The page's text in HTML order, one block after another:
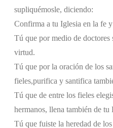
supliquémosle, diciendo:
Confirma a tu Iglesia en la fe
Tú que por medio de
virtud.
Tú que por la oración de los
fieles,purifica y santifica
Tú que de entre los fieles
hermanos, llena también de tu
Tú que fuiste la heredad de los